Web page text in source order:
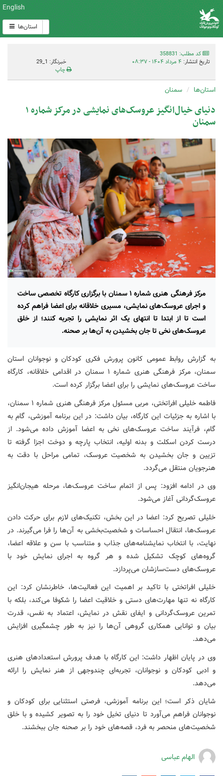
English
استان‌ها
کد مطلب: 358831
تاریخ انتشار: ۴ مرداد ۱۴۰۴ - ۰۸:۳۷
خبرنگار: 1_29
چاپ
استان‌ها سمنان
دنیای خیال‌انگیز عروسک‌های نمایشی در مرکز شماره ۱
سمنان
مرکز فرهنگی هنری شماره ۱ سمنان با برگزاری کارگاه تخصصی ساخت
و اجرای عروسک‌های نمایشی، مسیری خلاقانه برای اعضا فراهم کرده
است تا از ابتدا تا انتهای یک اثر نمایشی را تجربه کنند؛ از خلق
عروسک‌های نخی تا جان بخشیدن به آن‌ها بر صحنه.
به گزارش روابط عمومی کانون پرورش فکری کودکان و نوجوانان استان
سمنان، مرکز فرهنگی هنری شماره ۱ سمنان در اقدامی خلاقانه، کارگاه
ساخت عروسک‌های نمایشی را برای اعضا برگزار کرده است.
فاطمه خلیلی افراتختی، مربی مسئول مرکز فرهنگی هنری شماره ۱ سمنان،
با اشاره به جزئیات این کارگاه، بیان داشت: در این برنامه آموزشی، گام به
گام، فرآیند ساخت عروسک‌های نخی به اعضا آموزش داده می‌شود. از
درست کردن اسکلت و بدنه اولیه، انتخاب پارچه و دوخت اجزا گرفته تا
تزیین و جان بخشیدن به شخصیت عروسک، تمامی مراحل با دقت به
هنرجویان منتقل می‌گردد.
وی در ادامه افزود: پس از اتمام ساخت عروسک‌ها، مرحله هیجان‌انگیز
عروسک‌گردانی آغاز می‌شود.
خلیلی تصریح کرد: اعضا در این بخش، تکنیک‌های لازم برای حرکت دادن
عروسک‌ها، انتقال احساسات و شخصیت‌بخشی به آن‌ها را فرا می‌گیرند. در
نهایت، با انتخاب نمایشنامه‌های جذاب و متناسب با سن و علاقه اعضا،
گروه‌های کوچک تشکیل شده و هر گروه به اجرای نمایش خود با
عروسک‌های دست‌سازشان می‌پردازد.
خلیلی افراتختی با تاکید بر اهمیت این فعالیت‌ها، خاطرنشان کرد: این
کارگاه نه تنها مهارت‌های دستی و خلاقیت اعضا را شکوفا می‌کند، بلکه با
تمرین عروسک‌گردانی و ایفای نقش در نمایش، اعتماد به نفس، قدرت
بیان و توانایی همکاری گروهی آن‌ها را نیز به طور چشمگیری افزایش
می‌دهد.
وی در پایان اظهار داشت: این کارگاه با هدف پرورش استعدادهای هنری
و ادبی کودکان و نوجوانان، تجربه‌ای چندوجهی از هنر نمایش را ارائه
می‌دهد.
شایان ذکر است؛ این برنامه آموزشی، فرصتی استثنایی برای کودکان و
نوجوانان فراهم می‌آورد تا دنیای تخیل خود را به تصویر کشیده و با خلق
شخصیت‌های منحصر به فرد، قصه‌های خود را بر صحنه جان ببخشند.
الهام عباسی